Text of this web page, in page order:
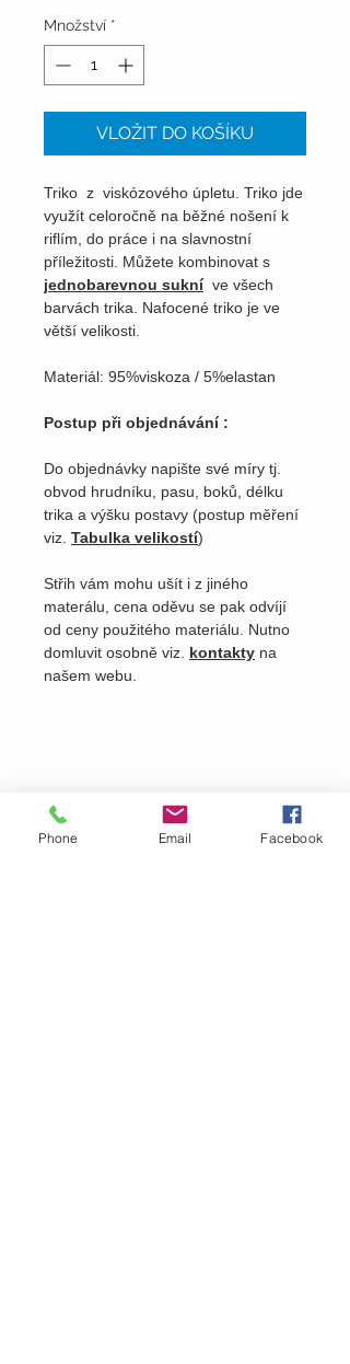
Množství *
VLOŽIT DO KOŠÍKU
Triko z viskózového úpletu. Triko jde
využít celoročně na běžné nošení k
riflím, do práce i na slavnostní
příležitosti. Můžete kombinovat s
jednobarevnou sukní ve všech
barvách trika. Nafocené triko je ve
větší velikosti.
Materiál: 95%viskoza / 5%elastan
Postup při objednávání :
Do objednávky napište své míry tj.
obvod hrudníku, pasu, boků, délku
trika a výšku postavy (postup měření
viz. Tabulka velikostí)
Střih vám mohu ušít i z jiného
materálu, cena oděvu se pak odvíjí
od ceny použitého materiálu. Nutno
domluvit osobně viz. kontakty na
našem webu.
Pošlete nám dotaz na produkt
Phone Email Facebook